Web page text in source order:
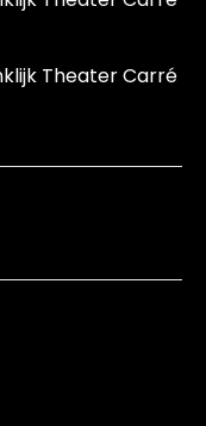
Theater Carré